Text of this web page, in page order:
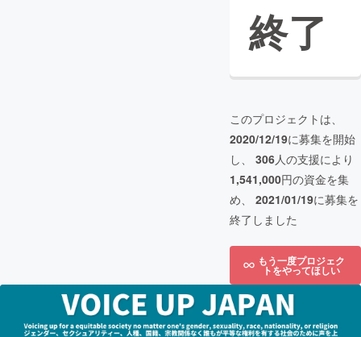
終了
このプロジェクトは、
2020/12/19に募集を開始
し、 306人の支援により
1,541,000円の資金を集
め、 2021/01/19に募集を
終了しました
もう一度プロジェク
トをやってほしい